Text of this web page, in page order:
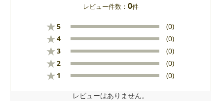
レビュー件数： 0件
★5 (0)
★4 (0)
★3 (0)
★2 (0)
★ 1 (0)
レビューはありません。